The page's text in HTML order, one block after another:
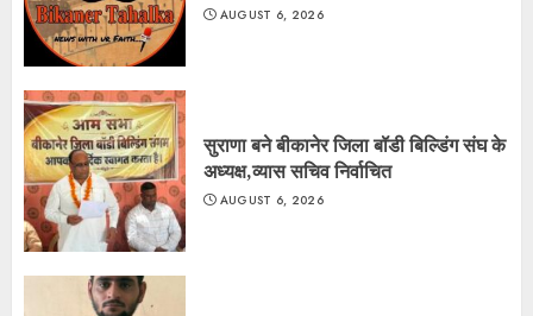
AUGUST 6, 2026
सुराणा बने बीकानेर जिला बॉडी बिल्डिंग संघ के
अध्यक्ष,व्यास सचिव निर्वाचित
AUGUST 6, 2026